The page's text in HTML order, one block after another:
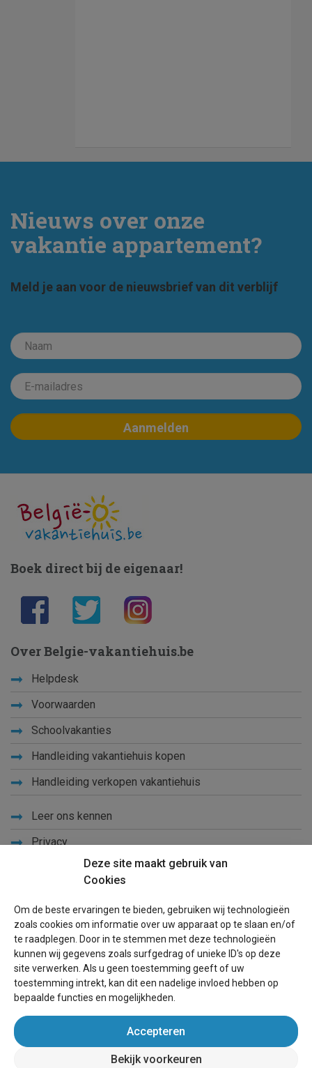
Nieuws over onze
vakantie appartement?
Meld je aan voor de nieuwsbrief van dit verblijf
Deze site maakt gebruik van
Cookies
Om de beste ervaringen te bieden, gebruiken wij technologieën
zoals cookies om informatie over uw apparaat op te slaan en/of
te raadplegen. Door in te stemmen met deze technologieën
kunnen wij gegevens zoals surfgedrag of unieke ID's op deze
site verwerken. Als u geen toestemming geeft of uw
toestemming intrekt, kan dit een nadelige invloed hebben op
bepaalde functies en mogelijkheden.
Accepteren
Bekijk voorkeuren
Boek direct bij de eigenaar!
Over Belgie-vakantiehuis.be
Helpdesk
Voorwaarden
Schoolvakanties
Handleiding vakantiehuis kopen
Handleiding verkopen vakantiehuis
Leer ons kennen
Privacy
Blog
Voor eigenaren
Een advertentie plaatsen
Succesvol verhuren vakantiewoning
wereldvakantiehuis.be(vakantiehuizen wereldwijd)